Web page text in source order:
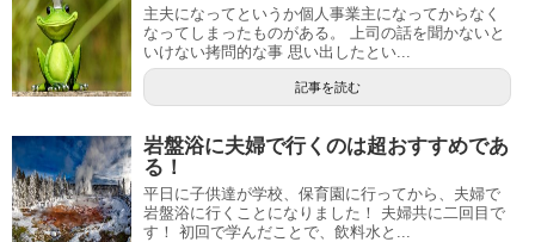
主夫になってというか個人事業主になってからなく
なってしまったものがある。 上司の話を聞かないと
いけない拷問的な事 思い出したとい...
記事を読む
岩盤浴に夫婦で行くのは超おすすめであ
る！
平日に子供達が学校、保育園に行ってから、夫婦で
岩盤浴に行くことになりました！ 夫婦共に二回目で
す！ 初回で学んだことで、飲料水と...